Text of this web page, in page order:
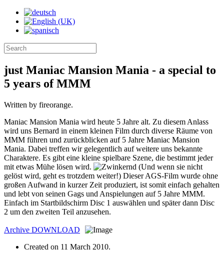
just Maniac Mansion Mania - a special to
5 years of MMM
Written by fireorange.
Maniac Mansion Mania wird heute 5 Jahre alt. Zu diesem Anlass
wird uns Bernard in einem kleinen Film durch diverse Räume von
MMM führen und zurückblicken auf 5 Jahre Maniac Mansion
Mania. Dabei treffen wir gelegentlich auf weitere uns bekannte
Charaktere. Es gibt eine kleine spielbare Szene, die bestimmt jeder
mit etwas Mühe lösen wird.
(Und wenn sie nicht
gelöst wird, geht es trotzdem weiter!) Dieser AGS-Film wurde ohne
großen Aufwand in kurzer Zeit produziert, ist somit einfach gehalten
und lebt von seinen Gags und Anspielungen auf 5 Jahre MMM.
Einfach im Startbildschirm Disc 1 auswählen und später dann Disc
2 um den zweiten Teil anzusehen.
Archive DOWNLOAD
Created on 11 March 2010.